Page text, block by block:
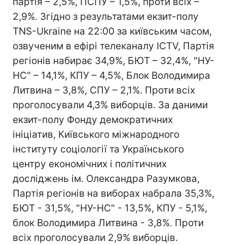
2,9%. Згідно з результатами екзит-полу
TNS-Ukraine на 22:00 за київським часом,
озвученим в ефірі телеканалу ICTV, Партія
регіонів набирає 34,9%, БЮТ – 32,4%, "НУ-
НС" – 14,1%, КПУ – 4,5%, Блок Володимира
Литвина – 3,8%, СПУ – 2,1%. Проти всіх
проголосували 4,3% виборців. За даними
екзит-полу Фонду демократичних
ініціатив, Київського міжнародного
інституту соціології та Українського
центру економічних і політичних
досліджень ім. Олександра Разумкова,
Партія регіонів на виборах набрала 35,3%,
БЮТ - 31,5%, "НУ-НС" - 13,5%, КПУ - 5,1%,
блок Володимира Литвина - 3,8%. Проти
всіх проголосували 2,9% виборців.